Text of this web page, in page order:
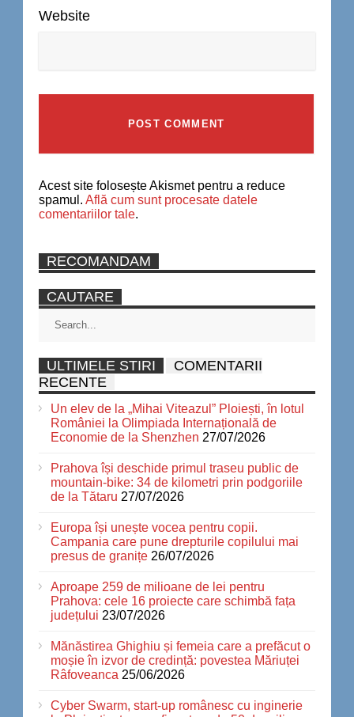
Website
Acest site folosește Akismet pentru a reduce
spamul. Află cum sunt procesate datele
comentariilor tale.
RECOMANDAM
CAUTARE
ULTIMELE STIRI
COMENTARII
RECENTE
Un elev de la „Mihai Viteazul” Ploiești, în lotul
României la Olimpiada Internațională de
Economie de la Shenzhen 27/07/2026
Prahova își deschide primul traseu public de
mountain-bike: 34 de kilometri prin podgoriile
de la Tătaru 27/07/2026
Europa își unește vocea pentru copii.
Campania care pune drepturile copilului mai
presus de granițe 26/07/2026
Aproape 259 de milioane de lei pentru
Prahova: cele 16 proiecte care schimbă fața
județului 23/07/2026
Mănăstirea Ghighiu și femeia care a prefăcut o
moșie în izvor de credință: povestea Măriuței
Râfoveanca 25/06/2026
Cyber Swarm, start-up românesc cu inginerie